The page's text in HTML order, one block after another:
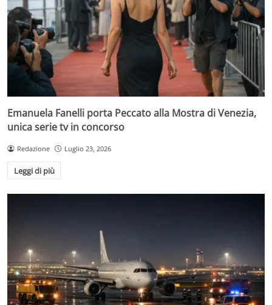
Emanuela Fanelli porta Peccato alla Mostra di Venezia,
unica serie tv in concorso
Redazione Luglio 23, 2026
Leggi di più